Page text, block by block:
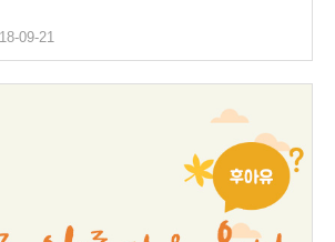
09-21